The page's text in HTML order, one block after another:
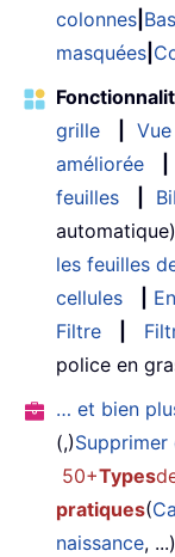
colonnes
masquées
grille
améliorée
feuilles
automatique)
les feuilles
cellules
Filtre
police en
… et bien
(,)
50+Types
pratiques(
naissance, ...)